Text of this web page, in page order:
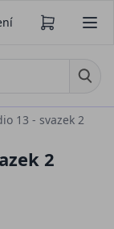
13 - svazek 2
2